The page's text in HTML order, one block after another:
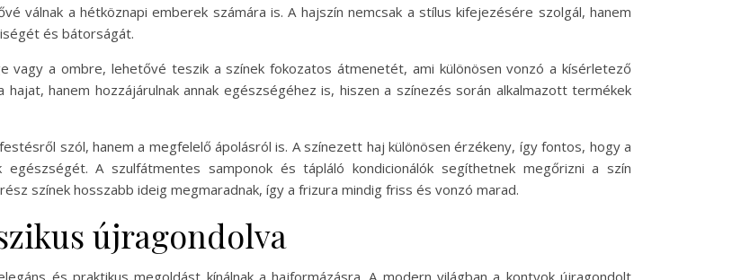
válnak a hétköznapi emberek számára is. A hajszín nemcsak a stílus kifejezésére szolgál, hanem
és bátorságát.
vagy a ombre, lehetővé teszik a színek fokozatos átmenetét, ami különösen vonzó a kísérletező
hajat, hanem hozzájárulnak annak egészségéhez is, hiszen a színezés során alkalmazott termékek
szól, hanem a megfelelő ápolásról is. A színezett haj különösen érzékeny, így fontos, hogy a
egészségét. A szulfátmentes samponok és tápláló kondicionálók segíthetnek megőrizni a szín
színek hosszabb ideig megmaradnak, így a frizura mindig friss és vonzó marad.
újragondolva
és praktikus megoldást kínálnak a hajformázásra. A modern világban a kontyok újragondolt